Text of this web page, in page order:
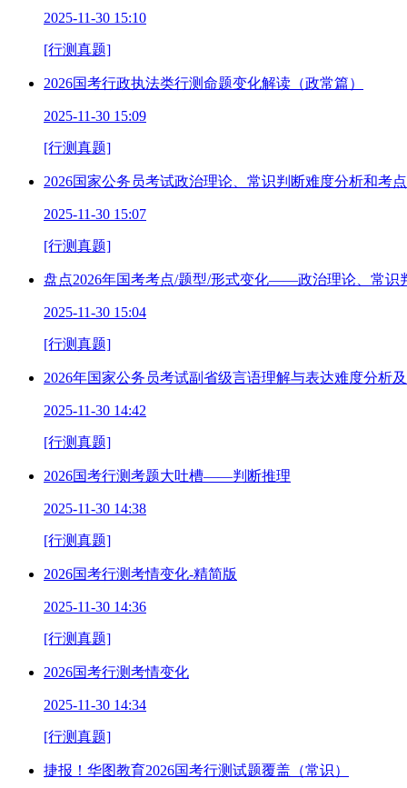
2025-11-30 15:10
[行测真题]
2026国考行政执法类行测命题变化解读（政常篇）
2025-11-30 15:09
[行测真题]
2026国家公务员考试政治理论、常识判断难度分析和考
2025-11-30 15:07
[行测真题]
盘点2026年国考考点/题型/形式变化——政治理论、常识
2025-11-30 15:04
[行测真题]
2026年国家公务员考试副省级言语理解与表达难度分析
2025-11-30 14:42
[行测真题]
2026国考行测考题大吐槽——判断推理
2025-11-30 14:38
[行测真题]
2026国考行测考情变化-精简版
2025-11-30 14:36
[行测真题]
2026国考行测考情变化
2025-11-30 14:34
[行测真题]
捷报！华图教育2026国考行测试题覆盖（常识）